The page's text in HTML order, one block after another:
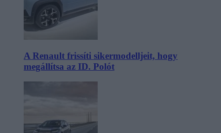
A Renault frissíti sikermodelljeit, hogy
megállítsa az ID. Polót